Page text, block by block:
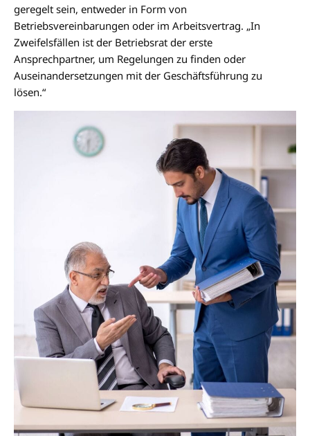
geregelt sein, entweder in Form von
Betriebsvereinbarungen oder im Arbeitsvertrag. „In
Zweifelsfällen ist der Betriebsrat der erste
Ansprechpartner, um Regelungen zu finden oder
Auseinandersetzungen mit der Geschäftsführung zu
lösen.“